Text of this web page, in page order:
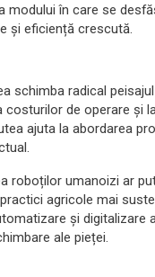
modului în care se
și eficiență crescută.
schimba radical
de operare și
ajuta la abordarea
roboților umanoizi ar
agricole mai
și digitalizare
ale pieței.